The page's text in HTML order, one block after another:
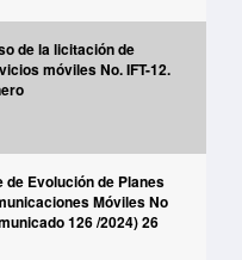
de la licitación de
móviles No. IFT-12.
de Evolución de Planes
Móviles No
126 /2024) 26